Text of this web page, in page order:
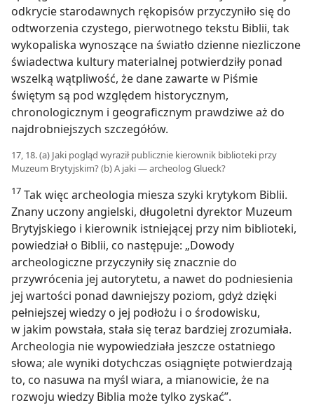
odkrycie starodawnych rękopisów przyczyniło się do
odtworzenia czystego, pierwotnego tekstu Biblii, tak
wykopaliska wynoszące na światło dzienne niezliczone
świadectwa kultury materialnej potwierdziły ponad
wszelką wątpliwość, że dane zawarte w Piśmie
świętym są pod względem historycznym,
chronologicznym i geograficznym prawdziwe aż do
najdrobniejszych szczegółów.
17, 18. (a) Jaki pogląd wyraził publicznie kierownik biblioteki przy
Muzeum Brytyjskim? (b) A jaki — archeolog Glueck?
17 Tak więc archeologia miesza szyki krytykom Biblii.
Znany uczony angielski, długoletni dyrektor Muzeum
Brytyjskiego i kierownik istniejącej przy nim biblioteki,
powiedział o Biblii, co następuje: „Dowody
archeologiczne przyczyniły się znacznie do
przywrócenia jej autorytetu, a nawet do podniesienia
jej wartości ponad dawniejszy poziom, gdyż dzięki
pełniejszej wiedzy o jej podłożu i o środowisku,
w jakim powstała, stała się teraz bardziej zrozumiała.
Archeologia nie wypowiedziała jeszcze ostatniego
słowa; ale wyniki dotychczas osiągnięte potwierdzają
to, co nasuwa na myśl wiara, a mianowicie, że na
rozwoju wiedzy Biblia może tylko zyskać”.